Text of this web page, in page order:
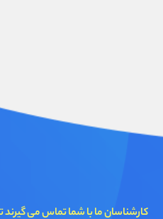
کارشناسان ما با شما تماس می گیرند